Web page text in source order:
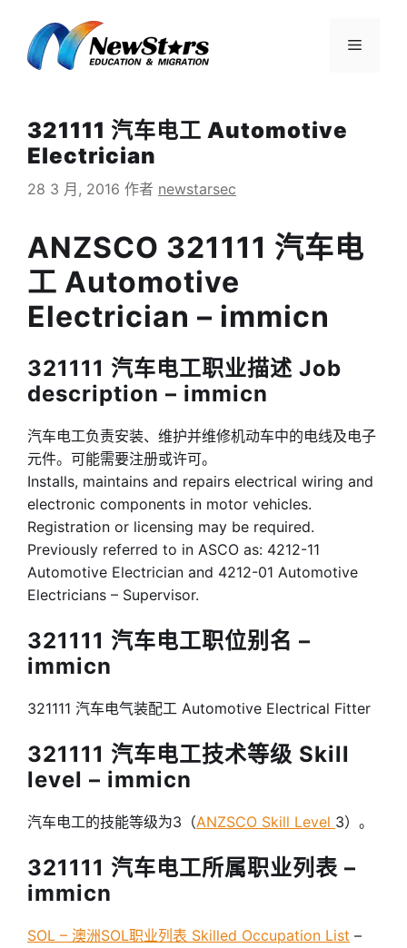
菜
321111 汽车电工 Automotive
Electrician
28 3 月, 2016 作者 newstarsec
ANZSCO 321111 汽车电
工 Automotive
Electrician – immicn
321111 汽车电工职业描述 Job
description – immicn
汽车电工负责安装、维护并维修机动车中的电线及电子
元件。可能需要注册或许可。
Installs, maintains and repairs electrical wiring and
electronic components in motor vehicles.
Registration or licensing may be required.
Previously referred to in ASCO as: 4212-11
Automotive Electrician and 4212-01 Automotive
Electricians – Supervisor.
321111 汽车电工职位别名 –
immicn
321111 汽车电气装配工 Automotive Electrical Fitter
321111 汽车电工技术等级 Skill
level – immicn
汽车电工的技能等级为3（ANZSCO Skill Level 3）。
321111 汽车电工所属职业列表 –
immicn
SOL – 澳洲SOL职业列表 Skilled Occupation List –